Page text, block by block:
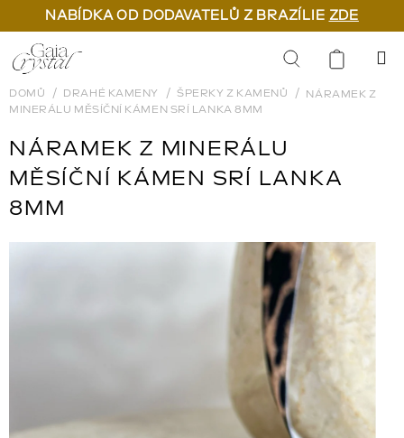
NABÍDKA OD DODAVATELŮ Z BRAZÍLIE ZDE
Přejít
na
obsah
Hledat
DOMŮ DRAHÉ KAMENY ŠPERKY Z KAMENŮ
NÁRAMEK Z
MINERÁLU MĚSÍČNÍ KÁMEN SRÍ LANKA 8MM
NÁRAMEK Z MINERÁLU
MĚSÍČNÍ KÁMEN SRÍ LANKA
8MM